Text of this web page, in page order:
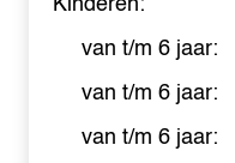
van t/m 6 jaar:
van t/m 6 jaar:
van t/m 6 jaar: